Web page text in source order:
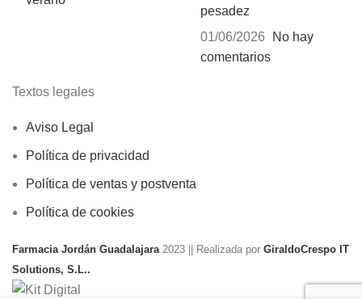
pesadez
01/06/2026
No hay
comentarios
Textos legales
Aviso Legal
Política de privacidad
Política de ventas y postventa
Política de cookies
Farmacia Jordán Guadalajara 2023 || Realizada por GiraldoCrespo IT
Solutions, S.L..